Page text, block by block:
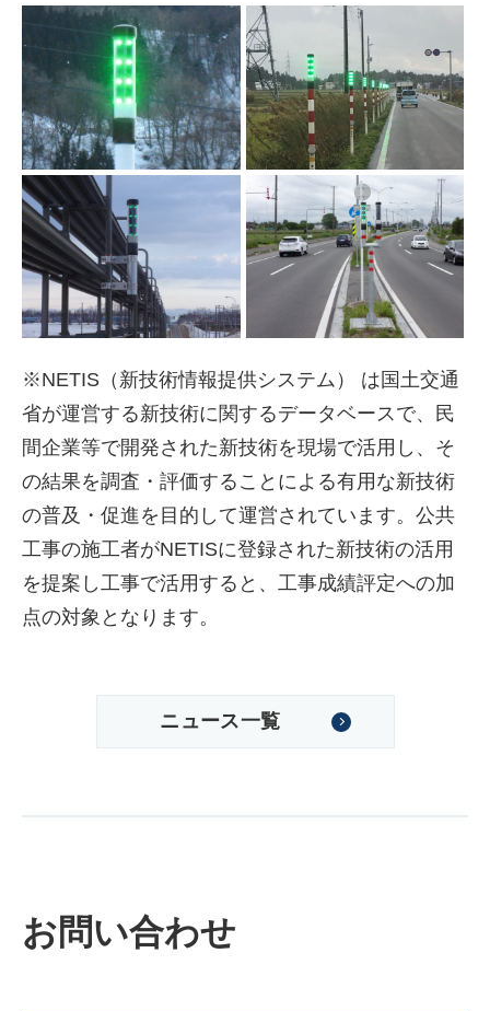
※NETIS（新技術情報提供システム） は国土交通
省が運営する新技術に関するデータベースで、民
間企業等で開発された新技術を現場で活用し、そ
の結果を調査・評価することによる有用な新技術
の普及・促進を目的して運営されています。公共
工事の施工者がNETISに登録された新技術の活用
を提案し工事で活用すると、工事成績評定への加
点の対象となります。
ニュース一覧
お問い合わせ